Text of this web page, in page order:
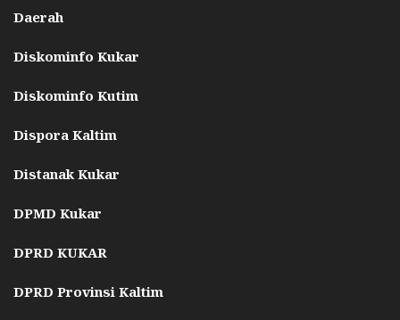
Daerah
Diskominfo Kukar
Diskominfo Kutim
Dispora Kaltim
Distanak Kukar
DPMD Kukar
DPRD KUKAR
DPRD Provinsi Kaltim